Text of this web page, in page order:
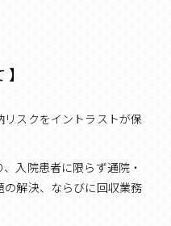
スクをイントラストが保
入院患者に限らず通院・
解決、ならびに回収業務